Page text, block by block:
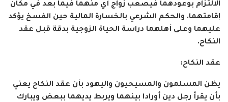
الالتزام بوعودهما فيصعب زواج أي منهما فيما بعد في مكان
إقامتهما. والحكم الشرعي بالخسارة المالية حين الفسخ يؤكد
عليهما وعلى أهلهما دراسة الحياة الزوجية بدقة قبل عقد
النكاح.
عقد النكاح:
يظن المسلمون والمسيحيون واليهود بأن عقد النكاح يعني
بأن يقرأ رجل دين أورادا بينهما ويربط يديهما ببعض ويبارك